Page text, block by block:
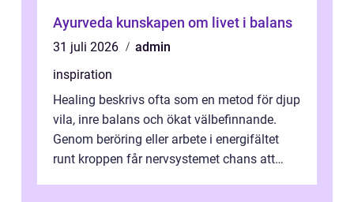
Ayurveda kunskapen om livet i balans
31 juli 2026
admin
inspiration
Healing beskrivs ofta som en metod för djup
vila, inre balans och ökat välbefinnande.
Genom beröring eller arbete i energifältet
runt kroppen får nervsystemet chans att